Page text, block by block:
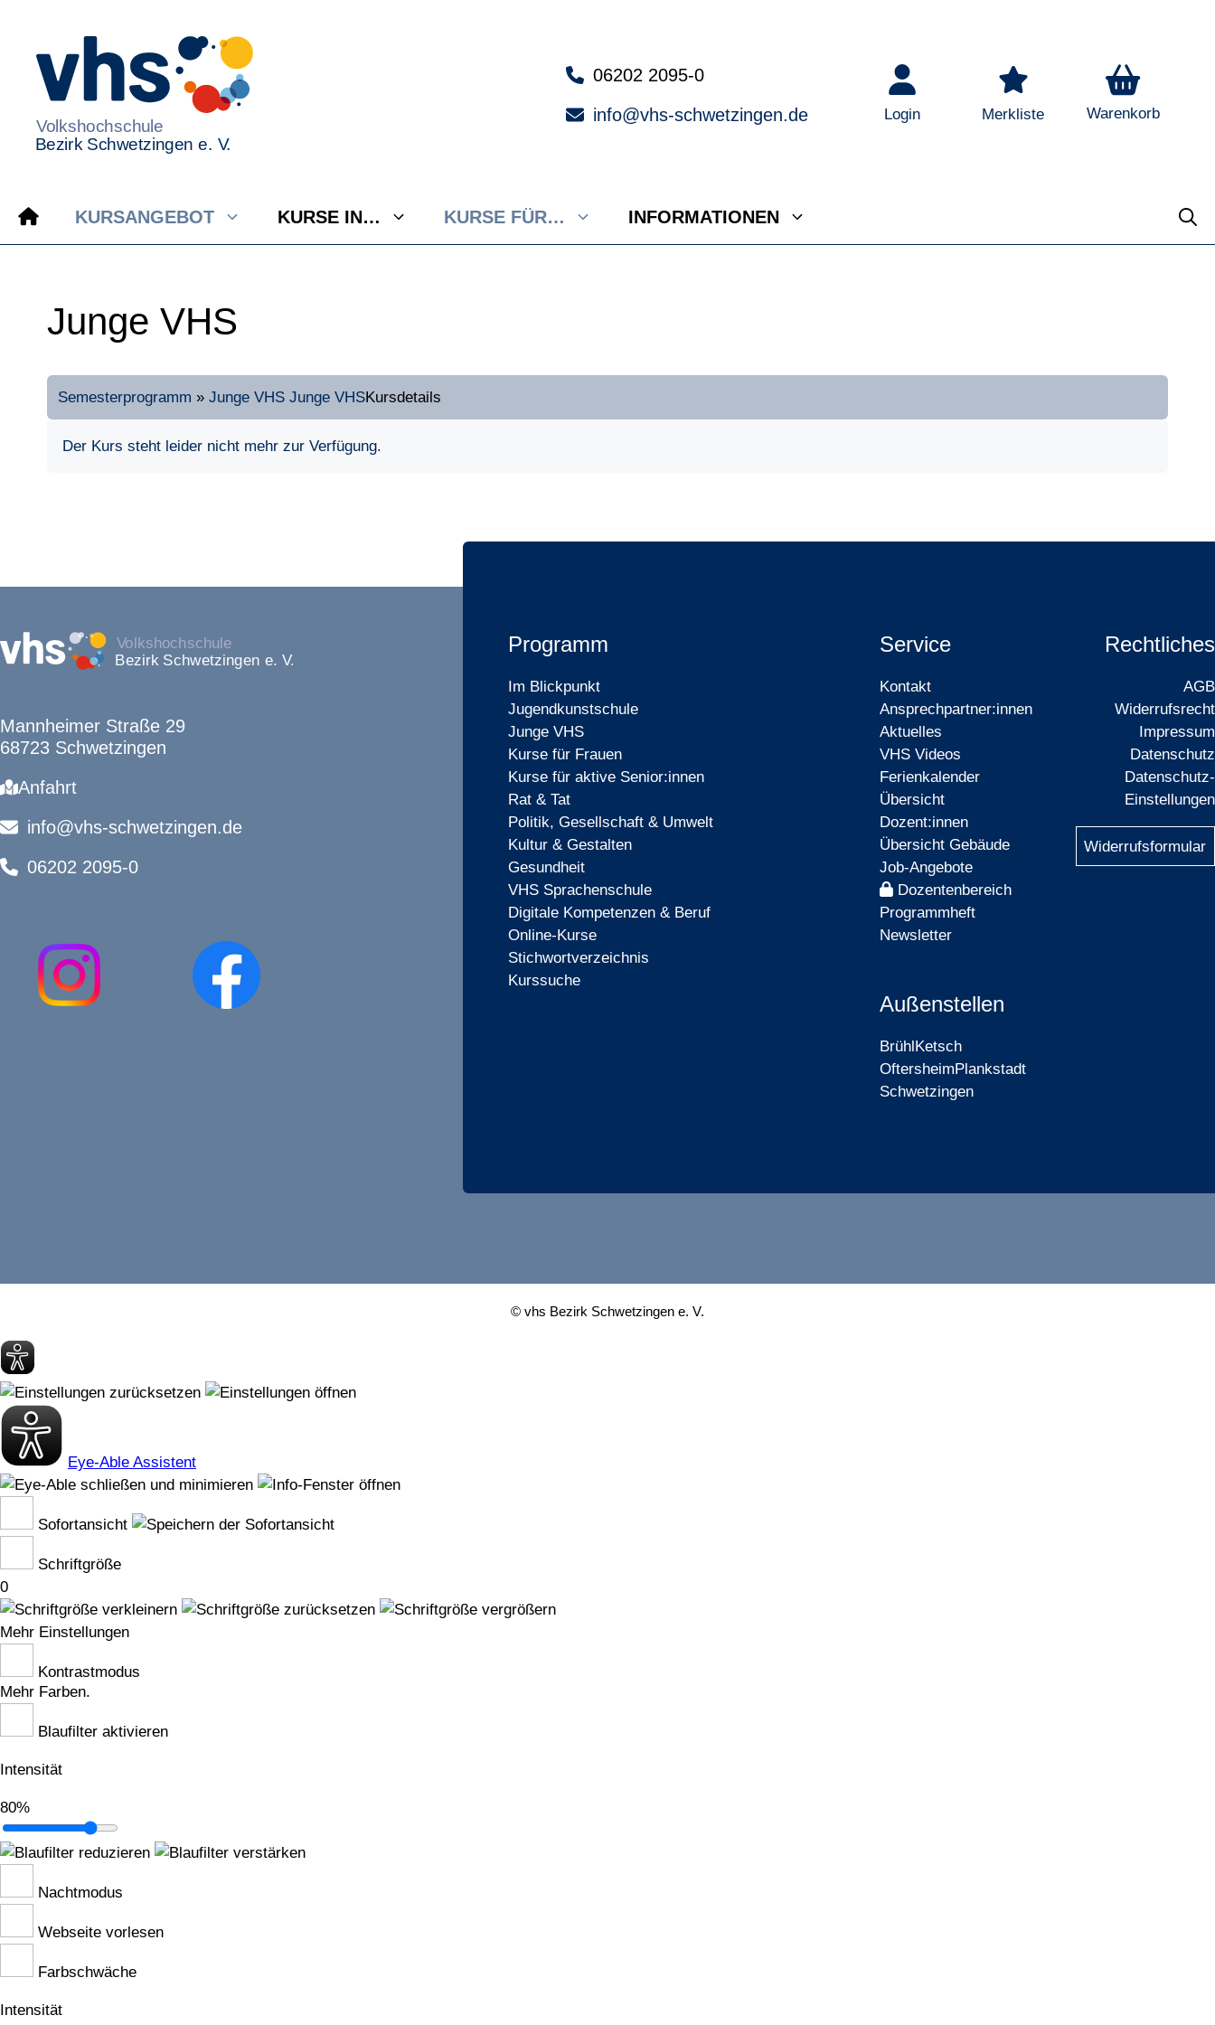
springen
06202 2095-0
info@vhs-schwetzingen.de
Login Merkliste Warenkorb
KURSANGEBOT KURSE IN… KURSE FÜR… INFORMATIONEN
Junge VHS
Semesterprogramm » Junge VHS Junge VHSKursdetails
Der Kurs steht leider nicht mehr zur Verfügung.
Mannheimer Straße 29
68723 Schwetzingen
Anfahrt
info@vhs-schwetzingen.de
06202 2095-0
Programm
Im Blickpunkt
Jugendkunstschule
Junge VHS
Kurse für Frauen
Kurse für aktive Senior:innen
Rat & Tat
Politik, Gesellschaft & Umwelt
Kultur & Gestalten
Gesundheit
VHS Sprachenschule
Digitale Kompetenzen & Beruf
Online-Kurse
Stichwortverzeichnis
Kurssuche
Service
Kontakt
Ansprechpartner:innen
Aktuelles
VHS Videos
Ferienkalender
Übersicht
Dozent:innen
Übersicht Gebäude
Job-Angebote
Dozentenbereich
Programmheft
Newsletter
Außenstellen
BrühlKetsch
OftersheimPlankstadt
Schwetzingen
Rechtliches
AGB
Widerrufsrecht
Impressum
Datenschutz
Datenschutz-
Einstellungen
Widerrufsformular
© vhs Bezirk Schwetzingen e. V.